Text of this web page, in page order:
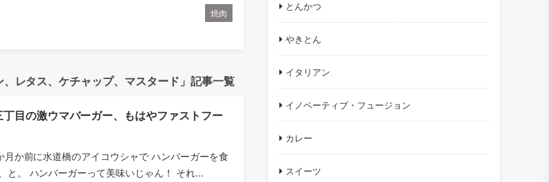
焼肉
レタス、ケチャップ、マスタード」記事一覧
丁目の激ウマバーガー、もはやファストフー
月か前に水道橋のアイコウシャで ハンバーガーを食
と。 ハンバーガーって美味いじゃん！ それ...
とんかつ
やきとん
イタリアン
イノベーティブ・フュージョン
カレー
スイーツ